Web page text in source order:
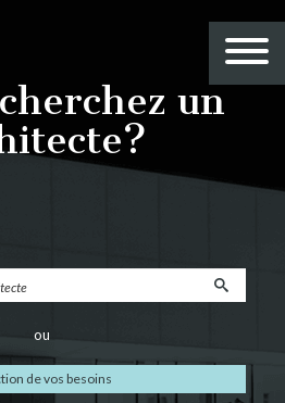
un
ou
de vos besoins